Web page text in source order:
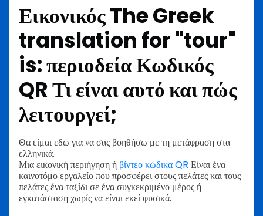
ΕικονικόςThe Greek
translation for "tour"
is: περιοδείαΚωδικός
QRΤι είναι αυτό και πώς
λειτουργεί;
Θα είμαι εδώ για να σας βοηθήσω με τη μετάφραση στα
ελληνικά.
Μια εικονική περιήγηση ή βίντεο κώδικα QR Είναι ένα
καινοτόμο εργαλείο που προσφέρει στους πελάτες και τους
πελάτες ένα ταξίδι σε ένα συγκεκριμένο μέρος ή
εγκατάσταση χωρίς να είναι εκεί φυσικά.